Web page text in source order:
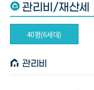
관리비/재산세
40평(6세대)
관리비